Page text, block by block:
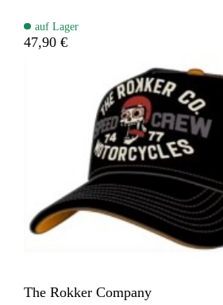
auf Lager
47,90 €
The Rokker Company